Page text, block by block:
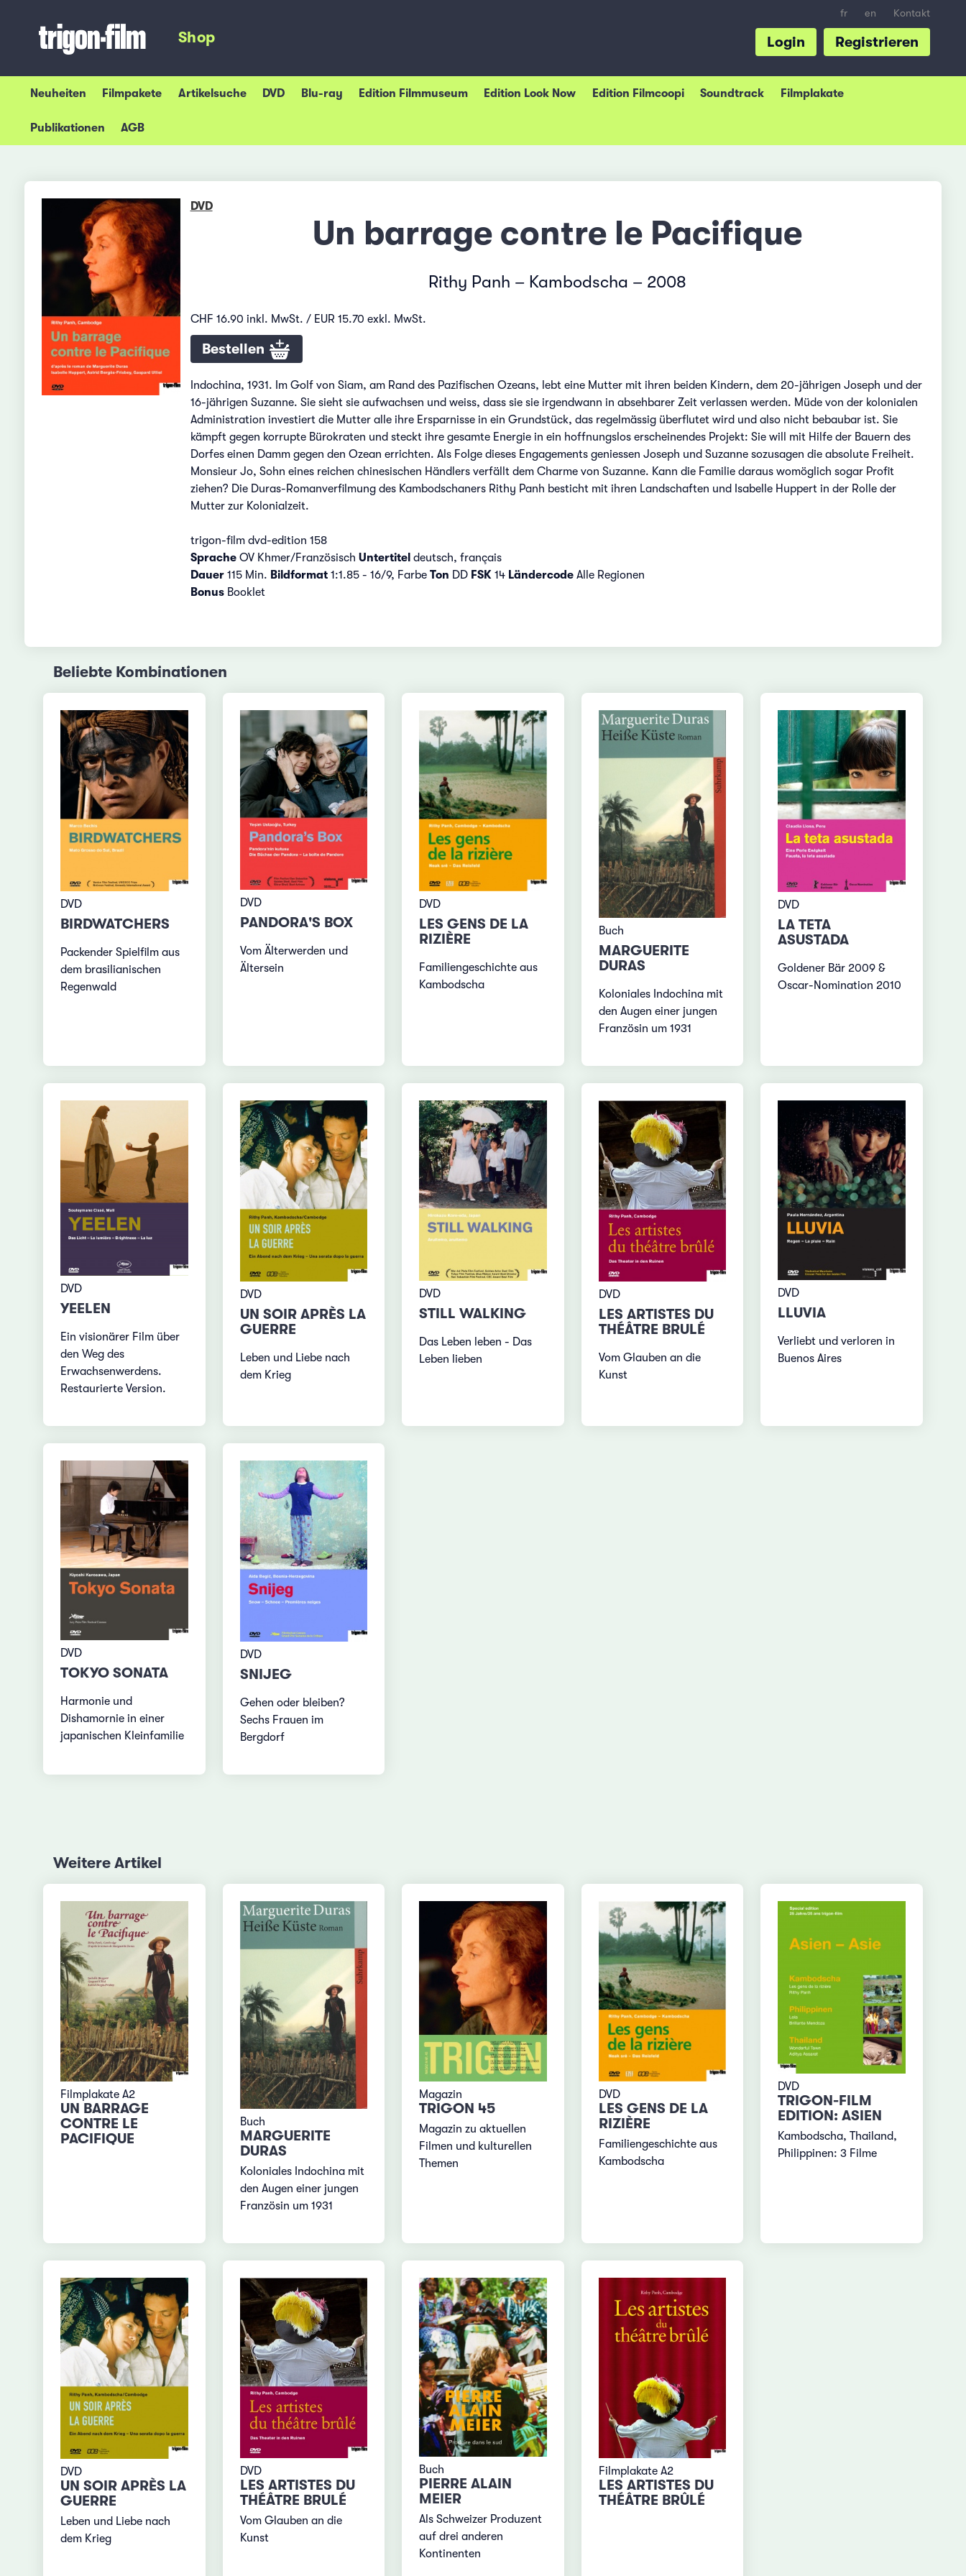
fr en Kontakt
Shop Registrieren
Login
Neuheiten Filmpakete Artikelsuche DVD Blu-ray Edition Filmmuseum Edition Look Now Edition Filmcoopi Soundtrack Filmplakate
Publikationen AGB
DVD
Un barrage contre le Pacifique
Rithy Panh – Kambodscha – 2008
CHF 16.90 inkl. MwSt. / EUR 15.70 exkl. MwSt.
Bestellen
Indochina, 1931. Im Golf von Siam, am Rand des Pazifischen Ozeans, lebt eine Mutter mit ihren beiden Kindern, dem 20-jährigen Joseph und der
16-jährigen Suzanne. Sie sieht sie aufwachsen und weiss, dass sie sie irgendwann in absehbarer Zeit verlassen werden. Müde von der kolonialen
Administration investiert die Mutter alle ihre Ersparnisse in ein Grundstück, das regelmässig überflutet wird und also nicht bebaubar ist. Sie
kämpft gegen korrupte Bürokraten und steckt ihre gesamte Energie in ein hoffnungslos erscheinendes Projekt: Sie will mit Hilfe der Bauern des
Dorfes einen Damm gegen den Ozean errichten. Als Folge dieses Engagements geniessen Joseph und Suzanne sozusagen die absolute Freiheit.
Monsieur Jo, Sohn eines reichen chinesischen Händlers verfällt dem Charme von Suzanne. Kann die Familie daraus womöglich sogar Profit
ziehen? Die Duras-Romanverfilmung des Kambodschaners Rithy Panh besticht mit ihren Landschaften und Isabelle Huppert in der Rolle der
Mutter zur Kolonialzeit.
trigon-film dvd-edition 158
SpracheOV Khmer/Französisch Untertitel deutsch, français
Dauer115 Min. Bildformat1:1.85 - 16/9, Farbe Ton DD FSK14 LändercodeAlle Regionen
BonusBooklet
Beliebte Kombinationen
DVD
BIRDWATCHERS
Packender Spielfilm aus
dem brasilianischen
Regenwald
DVD
PANDORA'S BOX
Vom Älterwerden und
Ältersein
DVD
LES GENS DE LA
RIZIÈRE
Familiengeschichte aus
Kambodscha
Buch
MARGUERITE
DURAS
Koloniales Indochina mit
den Augen einer jungen
Französin um 1931
DVD
LA TETA
ASUSTADA
Goldener Bär 2009 &
Oscar-Nomination 2010
DVD
YEELEN
Ein visionärer Film über
den Weg des
Erwachsenwerdens.
Restaurierte Version.
DVD
UN SOIR APRÈS LA
GUERRE
Leben und Liebe nach
dem Krieg
DVD
STILL WALKING
Das Leben leben - Das
Leben lieben
DVD
LES ARTISTES DU
THÉÂTRE BRULÉ
Vom Glauben an die
Kunst
DVD
LLUVIA
Verliebt und verloren in
Buenos Aires
DVD
TOKYO SONATA
Harmonie und
Dishamornie in einer
japanischen Kleinfamilie
DVD
SNIJEG
Gehen oder bleiben?
Sechs Frauen im
Bergdorf
Weitere Artikel
Filmplakate A2
UN BARRAGE
CONTRE LE
PACIFIQUE
Buch
MARGUERITE
DURAS
Koloniales Indochina mit
den Augen einer jungen
Französin um 1931
Magazin
TRIGON 45
Magazin zu aktuellen
Filmen und kulturellen
Themen
DVD
LES GENS DE LA
RIZIÈRE
Familiengeschichte aus
Kambodscha
DVD
TRIGON-FILM
EDITION: ASIEN
Kambodscha, Thailand,
Philippinen: 3 Filme
DVD
UN SOIR APRÈS LA
GUERRE
Leben und Liebe nach
dem Krieg
DVD
LES ARTISTES DU
THÉÂTRE BRULÉ
Vom Glauben an die
Kunst
Buch
PIERRE ALAIN
MEIER
Als Schweizer Produzent
auf drei anderen
Kontinenten
Filmplakate A2
LES ARTISTES DU
THÉÂTRE BRÛLÉ